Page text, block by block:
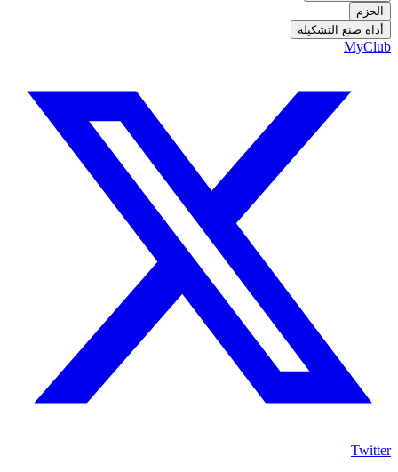
الحزم
أداة صنع التشكيلة
MyClub
Twitter